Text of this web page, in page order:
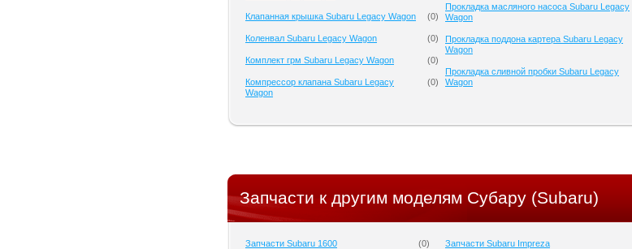
Клапанная крышка Subaru Legacy Wagon (0)
Коленвал Subaru Legacy Wagon (0)
Комплект грм Subaru Legacy Wagon (0)
Компрессор клапана Subaru Legacy
Wagon
(0)
Прокладка масляного насоса Subaru Legacy
Wagon
Прокладка поддона картера Subaru Legacy
Wagon
Прокладка сливной пробки Subaru Legacy
Wagon
Запчасти к другим моделям Субару (Subaru)
Запчасти Subaru 1600 (0) Запчасти Subaru Impreza